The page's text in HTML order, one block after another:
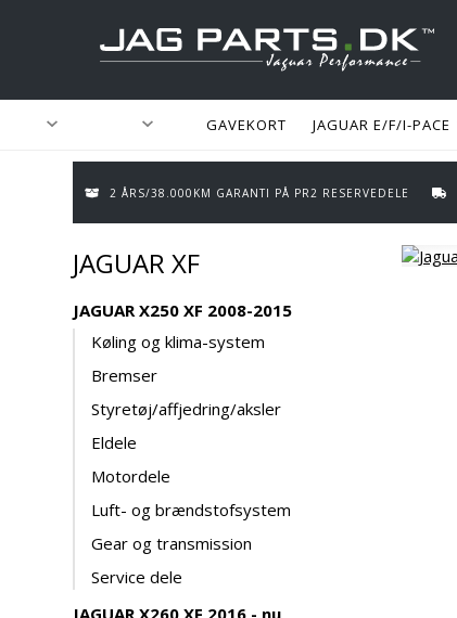
GAVEKORT JAGUAR E/F/I-PACE
2 ÅRS/38.000KM GARANTI PÅ PR2 RESERVEDELE
JAGUAR XF
JAGUAR X250 XF 2008-2015
Køling og klima-system
Bremser
Styretøj/affjedring/aksler
Eldele
Motordele
Luft- og brændstofsystem
Gear og transmission
Service dele
JAGUAR X260 XF 2016 - nu